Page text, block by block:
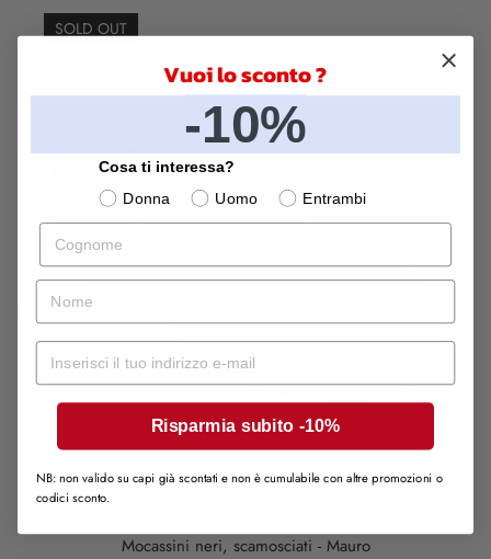
SOLD OUT
Mocassini neri, scamosciati - Mauro
‹ ›
Vuoi lo sconto ?
-10%
Cosa ti interessa?
Donna
Uomo
Entrambi
Cognome
nome
Mail
Risparmia subito -10%
NB: non valido su capi già scontati e non è cumulabile con altre promozioni o
codici sconto.